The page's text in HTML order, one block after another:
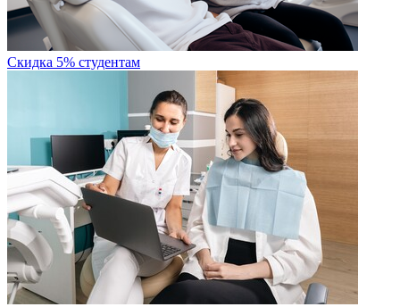
Скидка 5% студентам